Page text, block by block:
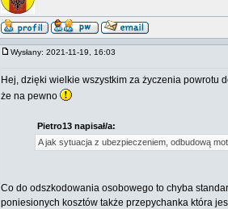
Wysłany: 2021-11-19, 16:03
Hej, dzięki wielkie wszystkim za życzenia powrotu
że na pewno
Pietro13 napisał/a:
A jak sytuacja z ubezpieczeniem, odbudową
Co do odszkodowania osobowego to chyba
poniesionych kosztów także przepychanka która